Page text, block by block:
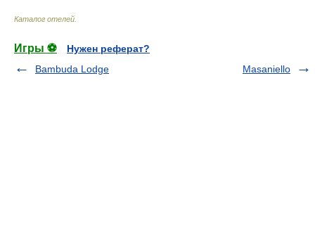
Каталог отелей
Игры ⚽
Нужен реферат?
Bambuda Lodge
Masaniello